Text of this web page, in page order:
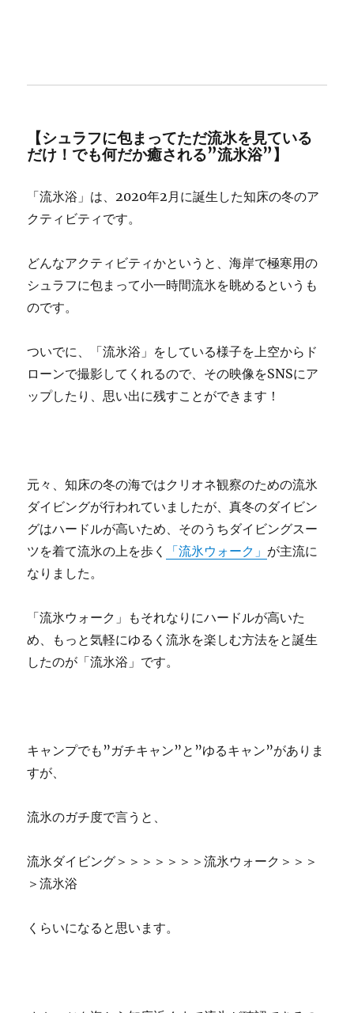
【シュラフに包まってただ流氷を見ている
だけ！でも何だか癒される”流氷浴”】
「流氷浴」は、2020年2月に誕生した知床の冬のア
クティビティです。
どんなアクティビティかというと、海岸で極寒用の
シュラフに包まって小一時間流氷を眺めるというも
のです。
ついでに、「流氷浴」をしている様子を上空からド
ローンで撮影してくれるので、その映像をSNSにア
ップしたり、思い出に残すことができます！
元々、知床の冬の海ではクリオネ観察のための流氷
ダイビングが行われていましたが、真冬のダイビン
グはハードルが高いため、そのうちダイビングスー
ツを着て流氷の上を歩く
「流氷ウォーク」 が主流に
なりました。
「流氷ウォーク」もそれなりにハードルが高いた
め、もっと気軽にゆるく流氷を楽しむ方法をと誕生
したのが「流氷浴」です。
キャンプでも”ガチキャン”と”ゆるキャン”がありま
すが、
流氷のガチ度で言うと、
流氷ダイビング＞＞＞＞＞＞＞流氷ウォーク＞＞＞
＞流氷浴
くらいになると思います。